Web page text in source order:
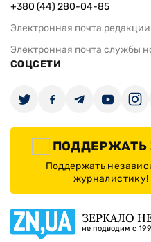
+380 (44) 280-04-85
Электронная почта
Электронная почта службы
СОЦСЕТИ
ПОДДЕРЖАТЬ
Поддержать
журналистику!
ЗЕРКАЛО
не подводим с